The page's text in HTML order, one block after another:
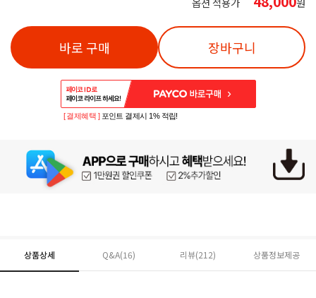
바로 구매 장바구니
[ 결제혜택 ] 포인트 결제시 1% 적립!
상품상세 Q&A(16) 리뷰(212) 상품정보제공